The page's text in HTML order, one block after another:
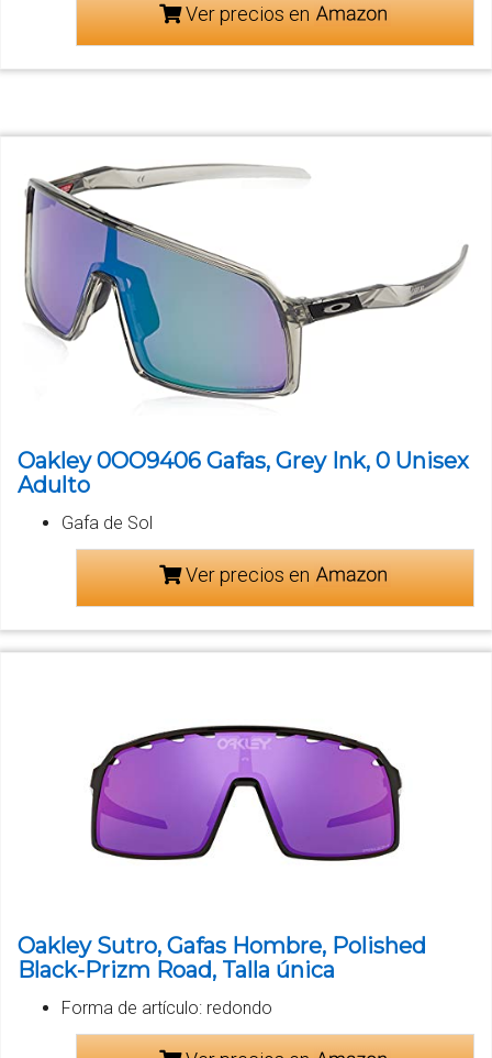
Ver precios en
Oakley 0OO9406 Gafas, Grey Ink, 0 Unisex
Adulto
Gafa de Sol
Ver precios en
Oakley Sutro, Gafas Hombre, Polished
Black-Prizm Road, Talla única
Forma de artículo: redondo